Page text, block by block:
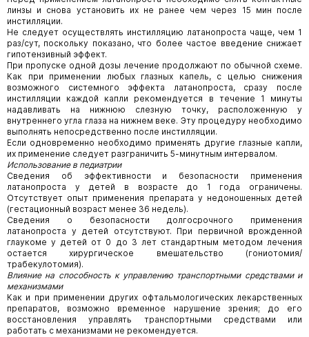
линзы и снова установить их не ранее чем через 15 мин после
инстилляции.
Не следует осуществлять инстилляцию латанопроста чаще, чем 1
раз/сут, поскольку показано, что более частое введение снижает
гипотензивный эффект.
При пропуске одной дозы лечение продолжают по обычной схеме.
Как при применении любых глазных капель, с целью снижения
возможного системного эффекта латанопроста, сразу после
инстилляции каждой капли рекомендуется в течение 1 минуты
надавливать на нижнюю слезную точку, расположенную у
внутреннего угла глаза на нижнем веке. Эту процедуру необходимо
выполнять непосредственно после инстилляции.
Если одновременно необходимо применять другие глазные капли,
их применение следует разграничить 5-минутным интервалом.
Использование в педиатрии
Сведения об эффективности и безопасности применения
латанопроста у детей в возрасте до 1 года ограничены.
Отсутствует опыт применения препарата у недоношенных детей
(гестационный возраст менее 36 недель).
Сведения о безопасности долгосрочного применения
латанопроста у детей отсутствуют. При первичной врожденной
глаукоме у детей от 0 до 3 лет стандартным методом лечения
остается хирургическое вмешательство (гониотомия/
трабекулотомия).
Влияние на способность к управлению транспортными средствами и
механизмами
Как и при применении других офтальмологических лекарственных
препаратов, возможно временное нарушение зрения; до его
восстановления управлять транспортными средствами или
работать с механизмами не рекомендуется.